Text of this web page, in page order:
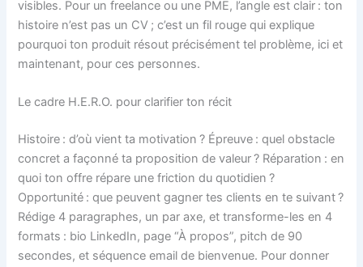
visibles. Pour un freelance ou une PME, l’angle est clair : ton
histoire n’est pas un CV ; c’est un fil rouge qui explique
pourquoi ton produit résout précisément tel problème, ici et
maintenant, pour ces personnes.
Le cadre H.E.R.O. pour clarifier ton récit
Histoire : d’où vient ta motivation ? Épreuve : quel obstacle
concret a façonné ta proposition de valeur ? Réparation : en
quoi ton offre répare une friction du quotidien ?
Opportunité : que peuvent gagner tes clients en te suivant ?
Rédige 4 paragraphes, un par axe, et transforme-les en 4
formats : bio LinkedIn, page “À propos”, pitch de 90
secondes, et séquence email de bienvenue. Pour donner